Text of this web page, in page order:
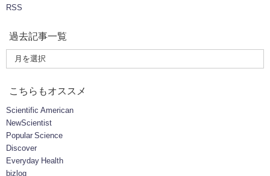
RSS
過去記事一覧
こちらもオススメ
Scientific American
NewScientist
Popular Science
Discover
Everyday Health
bizlog